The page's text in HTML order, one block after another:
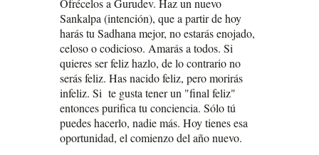
Ofrécelos a Gurudev. Haz un nuevo
Sankalpa (intención), que a partir de hoy
harás tu Sadhana mejor, no estarás enojado,
celoso o codicioso. Amarás a todos. Si
quieres ser feliz hazlo, de lo contrario no
serás feliz. Has nacido feliz, pero morirás
infeliz. Si te gusta tener un "final feliz"
entonces purifica tu conciencia. Sólo tú
puedes hacerlo, nadie más. Hoy tienes esa
oportunidad, el comienzo del año nuevo.